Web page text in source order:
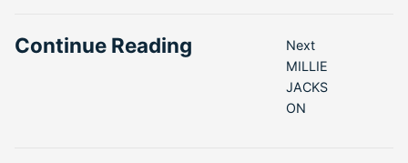
Continue Reading
Next
MILLIE
JACKS
ON